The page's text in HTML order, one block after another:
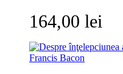
164,00 lei